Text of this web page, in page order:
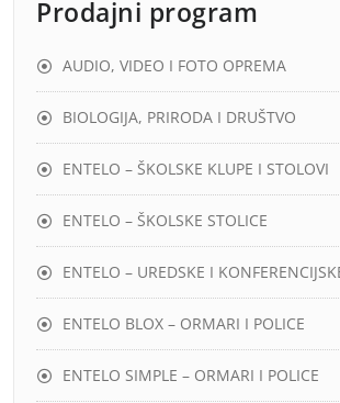
Prodajni program
AUDIO, VIDEO I FOTO OPREMA
BIOLOGIJA, PRIRODA I DRUŠTVO
ENTELO – ŠKOLSKE KLUPE I STOLOVI
ENTELO – ŠKOLSKE STOLICE
ENTELO – UREDSKE I
ENTELO BLOX – ORMARI I POLICE
ENTELO SIMPLE – ORMARI I POLICE